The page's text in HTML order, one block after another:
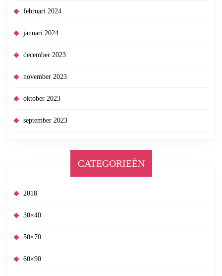
februari 2024
januari 2024
december 2023
november 2023
oktober 2023
september 2023
CATEGORIEËN
2018
30×40
50×70
60×90